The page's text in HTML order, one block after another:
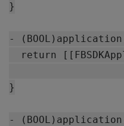
}
-
return
}
-